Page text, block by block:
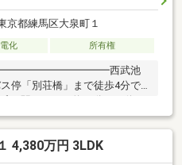
京都練馬区大泉町１
化 所有権
西武池
停「別荘橋」まで徒歩4分で
です┏□ 物件概要
地面積：108.15m2建
24年7月築間取り：3LDK用
100％道路：北側幅員約4.0m
4,380万円 3LDK